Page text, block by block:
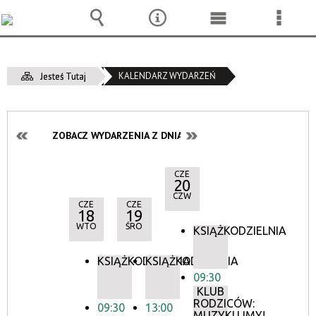
Jesteś Tutaj KALENDARZ WYDARZEŃ
ZOBACZ WYDARZENIA Z DNIA:
CZE
18
WTO
KSIĄŻKODZIELNIA
09:30
CZE
19
ŚRO
KSIĄŻKODZIELNIA
13:00
CZE
20
CZW
KSIĄŻKODZIELNIA
09:30
KLUB
RODZICÓW:
Wyszukiwarka
NarzędziaMenu
Menu